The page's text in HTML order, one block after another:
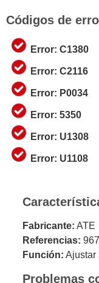
Códigos de
Error: C1380
Error: C2116
Error: P0034
Error: 5350
Error: U1308
Error: U1108
Fabricante: ATE
Referencias:
Función: Ajustar
Problemas